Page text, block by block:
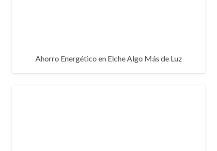
Ahorro Energético en Elche Algo Más de Luz